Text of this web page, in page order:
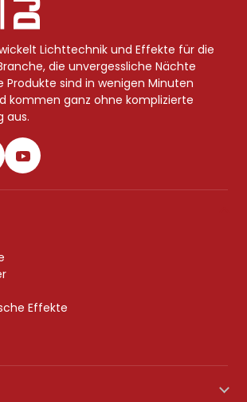
Lichttechnik und Effekte für die
die unvergessliche Nächte
Produkte sind in wenigen Minuten
kommen ganz ohne komplizierte
aus.
Effekte